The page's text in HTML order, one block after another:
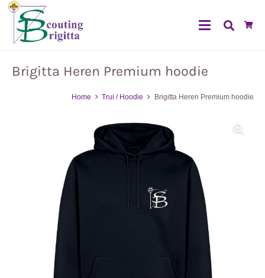
Brigitta Heren Premium hoodie
Home Trui / Hoodie Brigitta Heren Premium hoodie